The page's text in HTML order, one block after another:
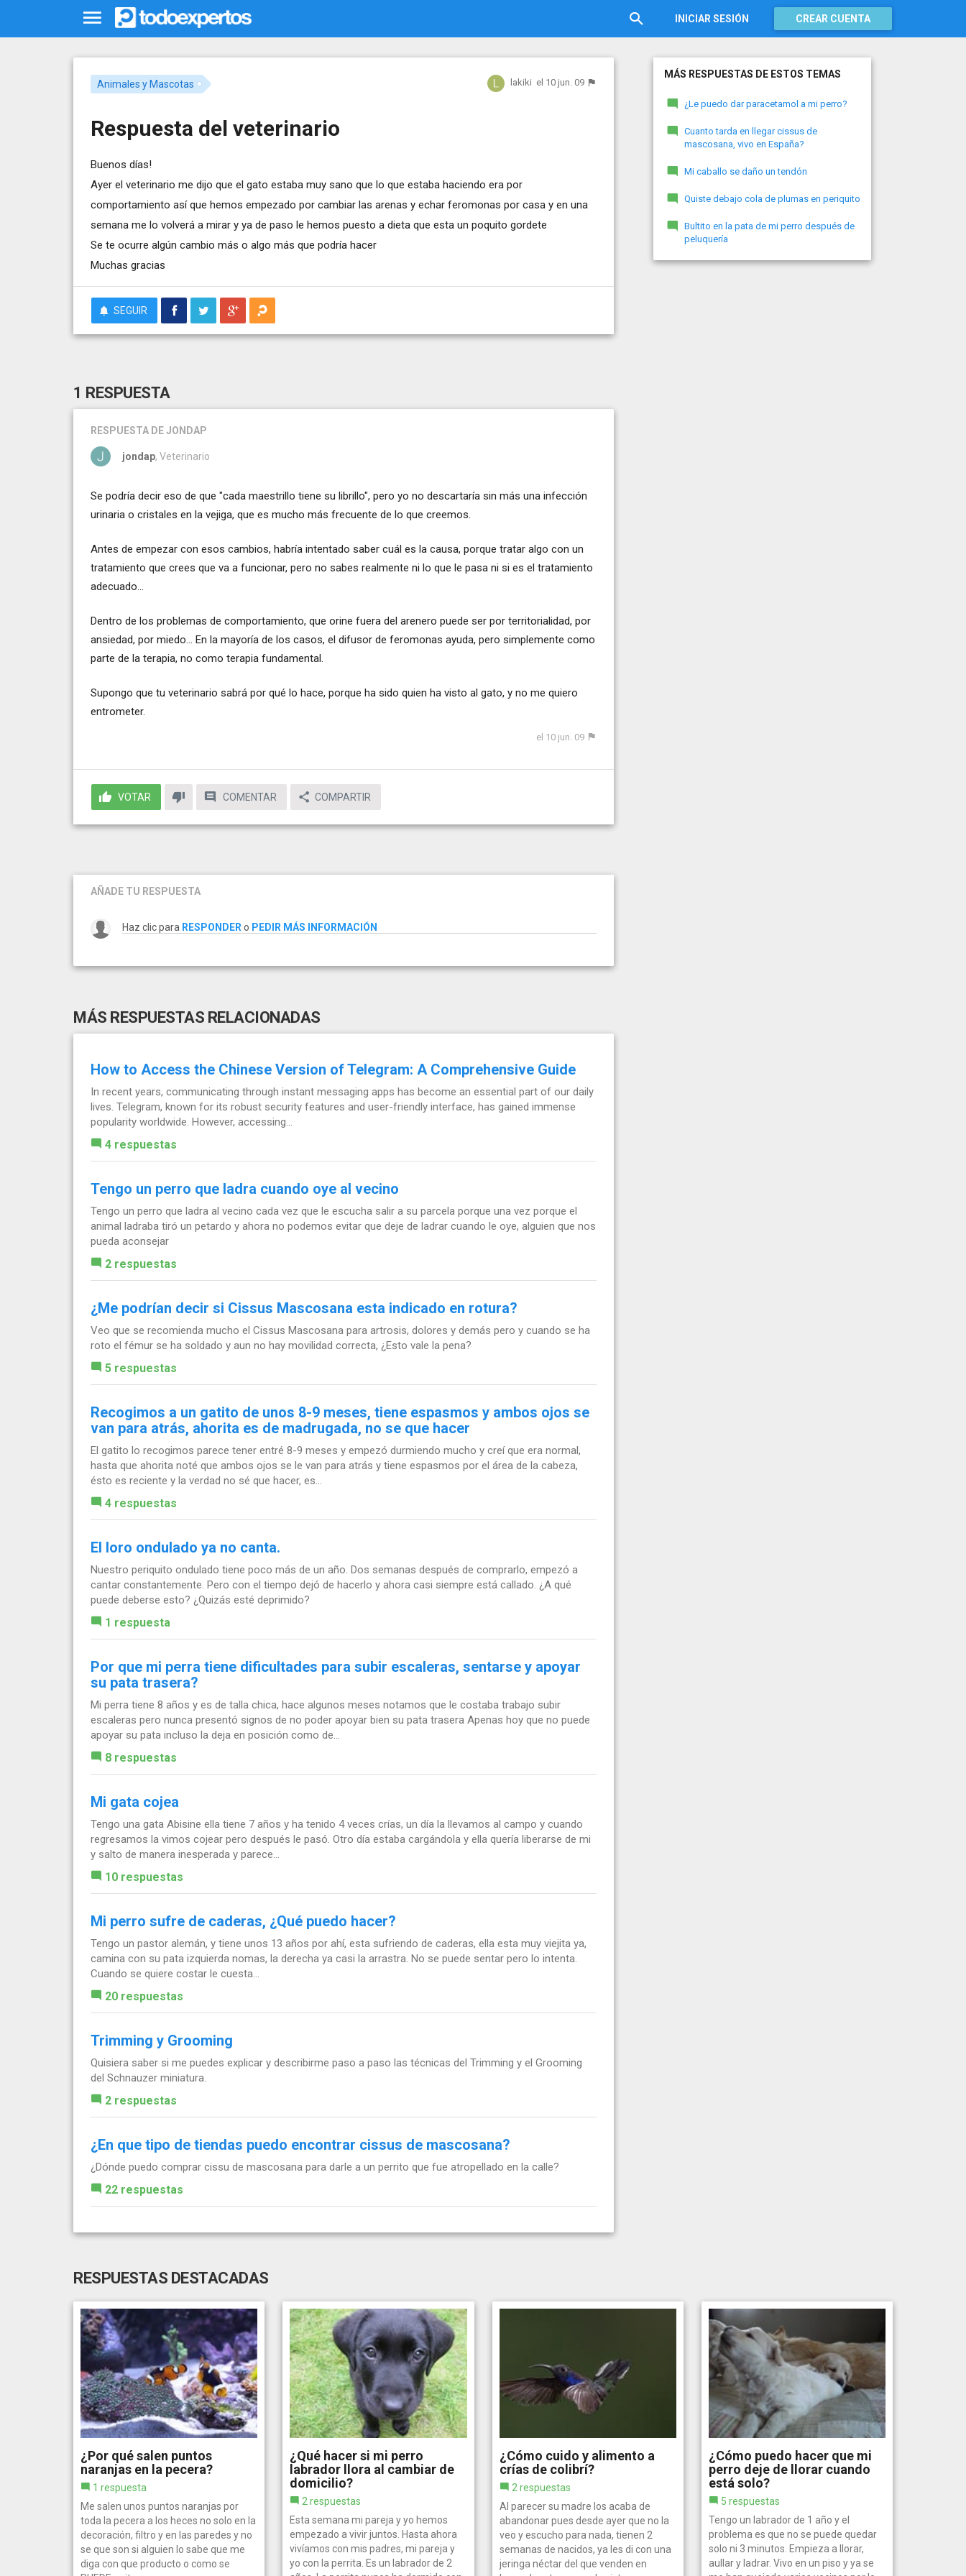
INICIAR SESIÓN CREAR CUENTA
Animales y Mascotas lakiki el 10 jun. 09
Respuesta del veterinario
Buenos días!
Ayer el veterinario me dijo que el gato estaba muy sano que lo que estaba haciendo era por
comportamiento así que hemos empezado por cambiar las arenas y echar feromonas por casa y en una
semana me lo volverá a mirar y ya de paso le hemos puesto a dieta que esta un poquito gordete
Se te ocurre algún cambio más o algo más que podría hacer
Muchas gracias
SEGUIR
1 RESPUESTA
RESPUESTA DE JONDAP
jondap, Veterinario
Se podría decir eso de que "cada maestrillo tiene su librillo", pero yo no descartaría sin más una infección
urinaria o cristales en la vejiga, que es mucho más frecuente de lo que creemos.
Antes de empezar con esos cambios, habría intentado saber cuál es la causa, porque tratar algo con un
tratamiento que crees que va a funcionar, pero no sabes realmente ni lo que le pasa ni si es el tratamiento
adecuado...
Dentro de los problemas de comportamiento, que orine fuera del arenero puede ser por territorialidad, por
ansiedad, por miedo... En la mayoría de los casos, el difusor de feromonas ayuda, pero simplemente como
parte de la terapia, no como terapia fundamental.
Supongo que tu veterinario sabrá por qué lo hace, porque ha sido quien ha visto al gato, y no me quiero
entrometer.
el 10 jun. 09
VOTAR COMENTAR COMPARTIR
AÑADE TU RESPUESTA
Haz clic para RESPONDER o PEDIR MÁS INFORMACIÓN
MÁS RESPUESTAS RELACIONADAS
How to Access the Chinese Version of Telegram: A Comprehensive Guide
In recent years, communicating through instant messaging apps has become an essential part of our daily
lives. Telegram, known for its robust security features and user-friendly interface, has gained immense
popularity worldwide. However, accessing...
4 respuestas
Tengo un perro que ladra cuando oye al vecino
Tengo un perro que ladra al vecino cada vez que le escucha salir a su parcela porque una vez porque el
animal ladraba tiró un petardo y ahora no podemos evitar que deje de ladrar cuando le oye, alguien que nos
pueda aconsejar
2 respuestas
¿Me podrían decir si Cissus Mascosana esta indicado en rotura?
Veo que se recomienda mucho el Cissus Mascosana para artrosis, dolores y demás pero y cuando se ha
roto el fémur se ha soldado y aun no hay movilidad correcta, ¿Esto vale la pena?
5 respuestas
Recogimos a un gatito de unos 8-9 meses, tiene espasmos y ambos ojos se
van para atrás, ahorita es de madrugada, no se que hacer
El gatito lo recogimos parece tener entré 8-9 meses y empezó durmiendo mucho y creí que era normal,
hasta que ahorita noté que ambos ojos se le van para atrás y tiene espasmos por el área de la cabeza,
ésto es reciente y la verdad no sé que hacer, es...
4 respuestas
El loro ondulado ya no canta.
Nuestro periquito ondulado tiene poco más de un año. Dos semanas después de comprarlo, empezó a
cantar constantemente. Pero con el tiempo dejó de hacerlo y ahora casi siempre está callado. ¿A qué
puede deberse esto? ¿Quizás esté deprimido?
1 respuesta
Por que mi perra tiene dificultades para subir escaleras, sentarse y apoyar
su pata trasera?
Mi perra tiene 8 años y es de talla chica, hace algunos meses notamos que le costaba trabajo subir
escaleras pero nunca presentó signos de no poder apoyar bien su pata trasera Apenas hoy que no puede
apoyar su pata incluso la deja en posición como de...
8 respuestas
Mi gata cojea
Tengo una gata Abisine ella tiene 7 años y ha tenido 4 veces crías, un día la llevamos al campo y cuando
regresamos la vimos cojear pero después le pasó. Otro día estaba cargándola y ella quería liberarse de mi
y salto de manera inesperada y parece...
10 respuestas
Mi perro sufre de caderas, ¿Qué puedo hacer?
Tengo un pastor alemán, y tiene unos 13 años por ahí, esta sufriendo de caderas, ella esta muy viejita ya,
camina con su pata izquierda nomas, la derecha ya casi la arrastra. No se puede sentar pero lo intenta.
Cuando se quiere costar le cuesta...
20 respuestas
Trimming y Grooming
Quisiera saber si me puedes explicar y describirme paso a paso las técnicas del Trimming y el Grooming
del Schnauzer miniatura.
2 respuestas
¿En que tipo de tiendas puedo encontrar cissus de mascosana?
¿Dónde puedo comprar cissu de mascosana para darle a un perrito que fue atropellado en la calle?
22 respuestas
MÁS RESPUESTAS DE ESTOS TEMAS
¿Le puedo dar paracetamol a mi perro?
Cuanto tarda en llegar cissus de
mascosana, vivo en España?
Mi caballo se daño un tendón
Quiste debajo cola de plumas en periquito
Bultito en la pata de mi perro después de
peluquería
RESPUESTAS DESTACADAS
¿Por qué salen puntos
naranjas en la pecera?
1 respuesta
Me salen unos puntos naranjas por
toda la pecera a los heces no solo en la
decoración, filtro y en las paredes y no
se que son si alguien lo sabe que me
diga con que producto o como se
¿Qué hacer si mi perro
labrador llora al cambiar de
domicilio?
2 respuestas
Esta semana mi pareja y yo hemos
empezado a vivir juntos. Hasta ahora
vivíamos con mis padres, mi pareja y
yo con la perrita. Es un labrador de 2
¿Cómo cuido y alimento a
crías de colibrí?
2 respuestas
Al parecer su madre los acaba de
abandonar pues desde ayer que no la
veo y escucho para nada, tienen 2
semanas de nacidos, ya les di con una
jeringa néctar del que venden en
¿Cómo puedo hacer que mi
perro deje de llorar cuando
está solo?
5 respuestas
Tengo un labrador de 1 año y el
problema es que no se puede quedar
solo ni 3 minutos. Empieza a llorar,
aullar y ladrar. Vivo en un piso y ya se